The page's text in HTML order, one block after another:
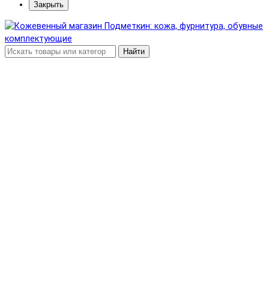
Закрыть
Найти